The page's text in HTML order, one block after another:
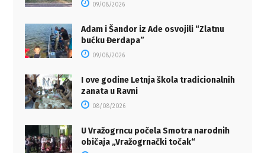
09/08/2026
Adam i Šandor iz Ade osvojili “Zlatnu
bućku Đerdapa”
09/08/2026
I ove godine Letnja škola tradicionalnih
zanata u Ravni
08/08/2026
U Vražogrncu počela Smotra narodnih
običaja „Vražogrnački točak“